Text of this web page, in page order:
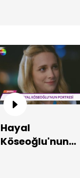
Hayal
Köseoğlu'nun